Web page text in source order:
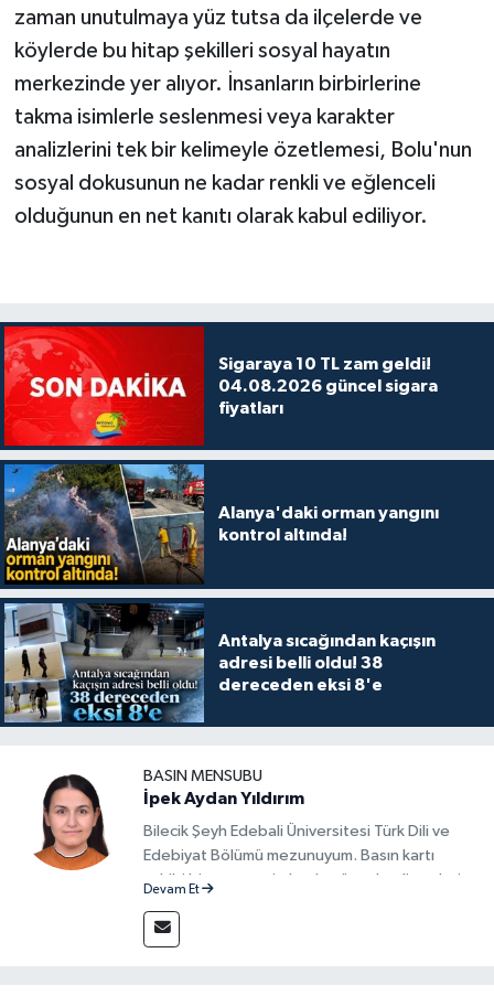
zaman unutulmaya yüz tutsa da ilçelerde ve
köylerde bu hitap şekilleri sosyal hayatın
merkezinde yer alıyor. İnsanların birbirlerine
takma isimlerle seslenmesi veya karakter
analizlerini tek bir kelimeyle özetlemesi, Bolu'nun
sosyal dokusunun ne kadar renkli ve eğlenceli
olduğunun en net kanıtı olarak kabul ediliyor.
Sigaraya 10 TL zam geldi!
04.08.2026 güncel sigara
fiyatları
Alanya'daki orman yangını
kontrol altında!
Antalya sıcağından kaçışın
adresi belli oldu! 38
dereceden eksi 8'e
BASIN MENSUBU
İpek Aydan Yıldırım
Bilecik Şeyh Edebali Üniversitesi Türk Dili ve
Edebiyat Bölümü mezunuyum. Basın kartı
sahibi bir gazeteci olarak, güncel gelişmeleri
güvenilir ve tarafsız bilgilerle buluşturmayı
amaçlıyorum. Habercilik anlayışımda etik
Devam Et